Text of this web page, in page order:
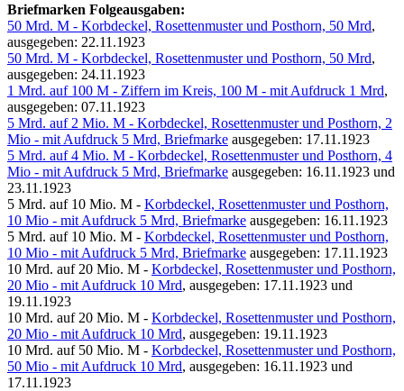
Briefmarken Folgeausgaben:
50 Mrd. M - Korbdeckel, Rosettenmuster und Posthorn, 50 Mrd,
ausgegeben: 22.11.1923
50 Mrd. M - Korbdeckel, Rosettenmuster und Posthorn, 50 Mrd,
ausgegeben: 24.11.1923
1 Mrd. auf 100 M - Ziffern im Kreis, 100 M - mit Aufdruck 1 Mrd,
ausgegeben: 07.11.1923
5 Mrd. auf 2 Mio. M - Korbdeckel, Rosettenmuster und Posthorn, 2
Mio - mit Aufdruck 5 Mrd, Briefmarke ausgegeben: 17.11.1923
5 Mrd. auf 4 Mio. M - Korbdeckel, Rosettenmuster und Posthorn, 4
Mio - mit Aufdruck 5 Mrd, Briefmarke ausgegeben: 16.11.1923 und
23.11.1923
5 Mrd. auf 10 Mio. M - Korbdeckel, Rosettenmuster und Posthorn,
10 Mio - mit Aufdruck 5 Mrd, Briefmarke ausgegeben: 16.11.1923
5 Mrd. auf 10 Mio. M - Korbdeckel, Rosettenmuster und Posthorn,
10 Mio - mit Aufdruck 5 Mrd, Briefmarke ausgegeben: 17.11.1923
10 Mrd. auf 20 Mio. M - Korbdeckel, Rosettenmuster und Posthorn,
20 Mio - mit Aufdruck 10 Mrd, ausgegeben: 17.11.1923 und
19.11.1923
10 Mrd. auf 20 Mio. M - Korbdeckel, Rosettenmuster und Posthorn,
20 Mio - mit Aufdruck 10 Mrd, ausgegeben: 19.11.1923
10 Mrd. auf 50 Mio. M - Korbdeckel, Rosettenmuster und Posthorn,
50 Mio - mit Aufdruck 10 Mrd, ausgegeben: 16.11.1923 und
17.11.1923